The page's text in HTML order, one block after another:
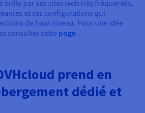
brille par ses sites web très fréquentés,
et ses configurations qui
de haut niveau. Pour une idée
consulter cette page .
prend en
dédié et